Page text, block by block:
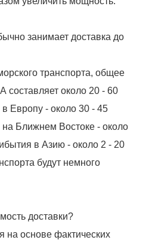
занимает доставка до
транспорта, общее
около 20 - 60
Европу - около 30 - 45
Ближнем Востоке - около
в Азию - около 2 - 20
будут немного
доставки?
на основе фактических